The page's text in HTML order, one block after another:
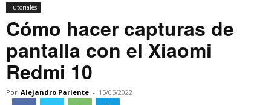
Tutoriales
Cómo hacer capturas de
pantalla con el Xiaomi
Redmi 10
Por Alejandro Pariente - 15/05/2022